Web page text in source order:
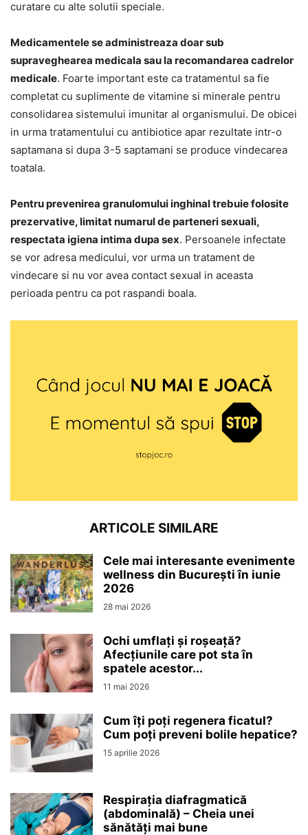
curatare cu alte solutii speciale.
Medicamentele se administreaza doar sub
supraveghearea medicala sau la recomandarea cadrelor
medicale. Foarte important este ca tratamentul sa fie
completat cu suplimente de vitamine si minerale pentru
consolidarea sistemului imunitar al organismului. De obicei
in urma tratamentului cu antibiotice apar rezultate intr-o
saptamana si dupa 3-5 saptamani se produce vindecarea
toatala.
Pentru prevenirea granulomului inghinal trebuie folosite
prezervative, limitat numarul de parteneri sexuali,
respectata igiena intima dupa sex. Persoanele infectate
se vor adresa medicului, vor urma un tratament de
vindecare si nu vor avea contact sexual in aceasta
perioada pentru ca pot raspandi boala.
ARTICOLE SIMILARE
Cele mai interesante evenimente
wellness din București în iunie
2026
28 mai 2026
Ochi umflați și roșeață?
Afecțiunile care pot sta în
spatele acestor...
11 mai 2026
Cum îți poți regenera ficatul?
Cum poți preveni bolile hepatice?
15 aprilie 2026
Respirația diafragmatică
(abdominală) – Cheia unei
sănătăți mai bune